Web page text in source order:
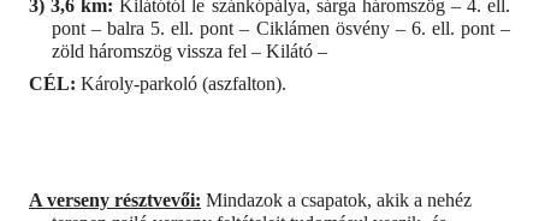
3) 3,6 km: Kilátótól le szánkópálya, sárga háromszög – 4. ell.
pont – balra 5. ell. pont – Ciklámen ösvény – 6. ell. pont –
zöld háromszög vissza fel – Kilátó –
CÉL: Károly-parkoló (aszfalton).
A verseny résztvevői: Mindazok a csapatok, akik a nehéz